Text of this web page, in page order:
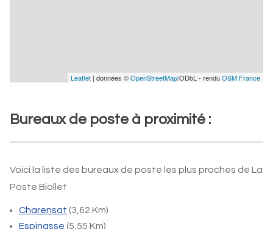
Leaflet | données ©OpenStreetMap/ODbL - renduOSM France
Bureaux de poste à proximité :
Voici la liste des bureaux de poste les plus proches de La
Poste Biollet
Charensat (3,62 Km)
Espinasse (5,55 Km)